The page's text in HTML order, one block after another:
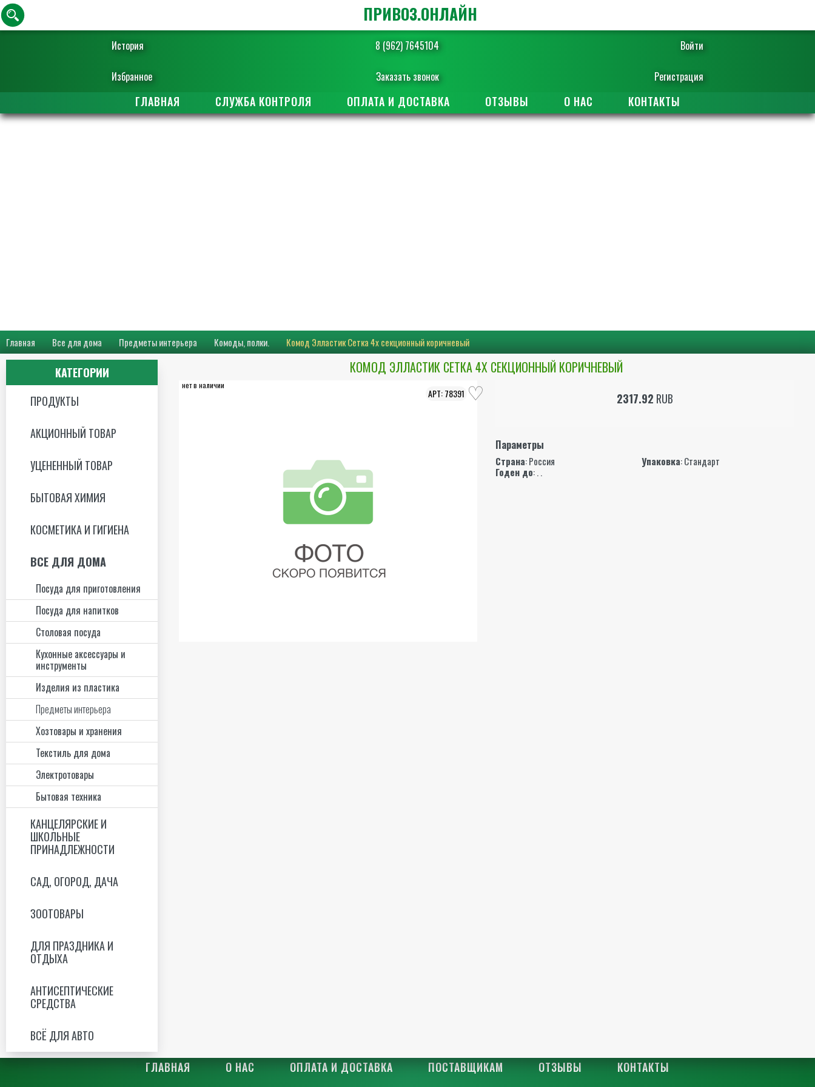
История 8 (962) 7645104 Войти
Избранное Заказать звонок Регистрация
ПРИВОЗ.ОНЛАЙН
ГЛАВНАЯ СЛУЖБА КОНТРОЛЯ ОПЛАТА И ДОСТАВКА ОТЗЫВЫ О НАС КОНТАКТЫ
Главная Все для дома Предметы интерьера Комоды, полки. Комод Элластик Сетка 4х секционный коричневый
КАТЕГОРИИ
ПРОДУКТЫ
АКЦИОННЫЙ ТОВАР
УЦЕНЕННЫЙ ТОВАР
БЫТОВАЯ ХИМИЯ
КОСМЕТИКА И ГИГИЕНА
ВСЕ ДЛЯ ДОМА
Посуда для приготовления
Посуда для напитков
Столовая посуда
Кухонные аксессуары и
инструменты
Изделия из пластика
Предметы интерьера
Хозтовары и хранения
Текстиль для дома
Электротовары
Бытовая техника
КАНЦЕЛЯРСКИЕ И
ШКОЛЬНЫЕ
ПРИНАДЛЕЖНОСТИ
САД, ОГОРОД, ДАЧА
ЗООТОВАРЫ
ДЛЯ ПРАЗДНИКА И
ОТДЫХА
АНТИСЕПТИЧЕСКИЕ
СРЕДСТВА
ВСЁ ДЛЯ АВТО
КОМОД ЭЛЛАСТИК СЕТКА 4Х СЕКЦИОННЫЙ КОРИЧНЕВЫЙ
нет в наличии
78391 2317.92 RUB
Параметры
Страна: Россия Упаковка: Стандарт
Годен до: . .
ГЛАВНАЯ О НАС ОПЛАТА И ДОСТАВКА ПОСТАВЩИКАМ ОТЗЫВЫ КОНТАКТЫ